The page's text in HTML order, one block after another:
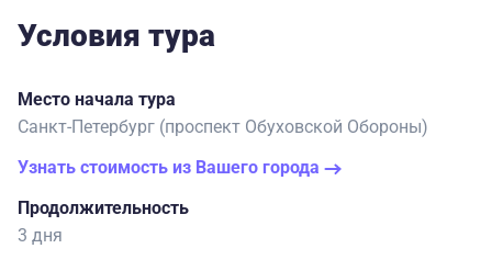
Условия тура
Место начала тура
Санкт-Петербург (проспект Обуховской Обороны)
Узнать стоимость из Вашего города
Продолжительность
3 дня